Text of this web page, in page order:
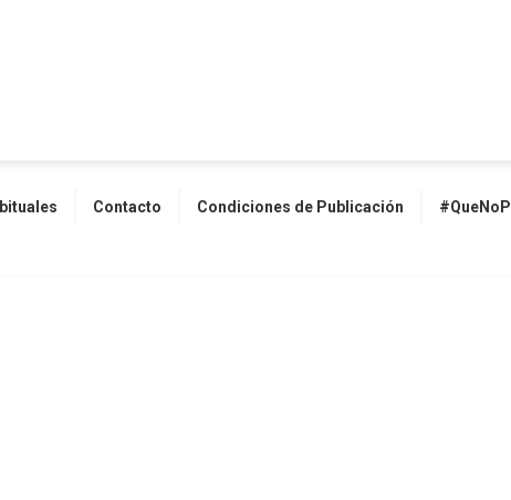
Contacto Condiciones de Publicación